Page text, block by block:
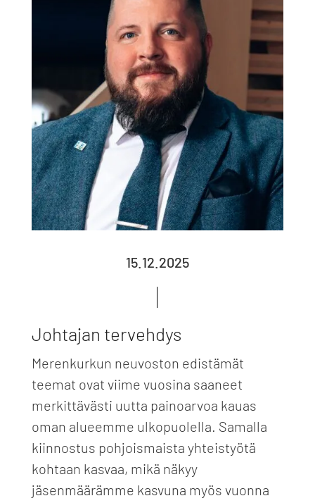
15.12.2025
Johtajan tervehdys
Merenkurkun neuvoston edistämät
teemat ovat viime vuosina saaneet
merkittävästi uutta painoarvoa kauas
oman alueemme ulkopuolella. Samalla
kiinnostus pohjoismaista yhteistyötä
kohtaan kasvaa, mikä näkyy
jäsenmäärämme kasvuna myös vuonna